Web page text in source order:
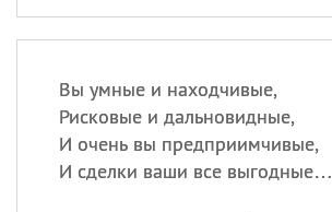
Вы умные и находчивые,
Рисковые и дальновидные,
И очень вы предприимчивые,
И сделки ваши все выгодные…